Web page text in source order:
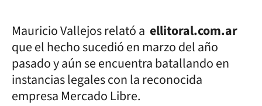
Mauricio Vallejos relató a ellitoral.com.ar
que el hecho sucedió en marzo del año
pasado y aún se encuentra batallando en
instancias legales con la reconocida
empresa Mercado Libre.